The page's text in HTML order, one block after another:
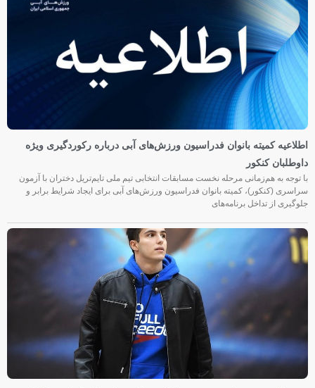
اطلاعیه کمیته بانوان فدراسیون ورزش‌های آبی درباره رکوردگیری ویژه
داوطلبان کنکور
با توجه به هم‌زمانی مرحله نخست مسابقات انتخابی تیم ملی تایم‌تریل دختران با آزمون
سراسری (کنکور)، کمیته بانوان فدراسیون ورزش‌های آبی برای ایجاد شرایط برابر و
جلوگیری از تداخل برنامه‌های